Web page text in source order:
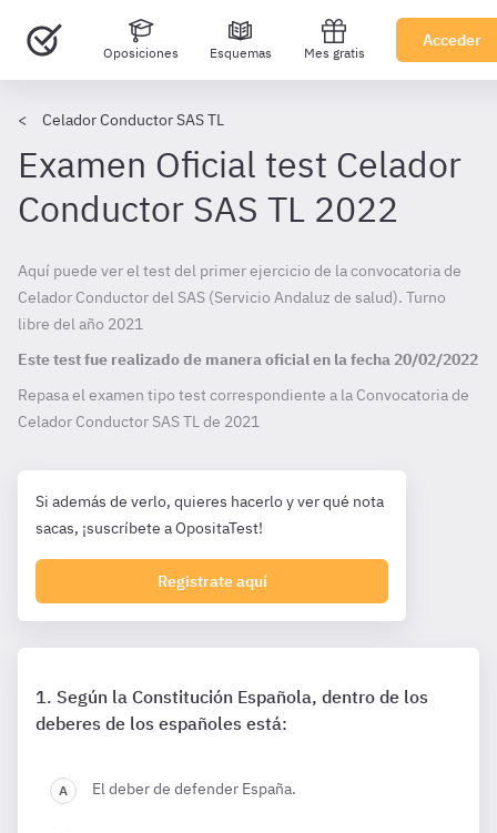
Oposiciones Esquemas Mes gratis
Acceder
Celador Conductor SAS TL
Examen Oficial test Celador
Conductor SAS TL 2022
Aquí puede ver el test del primer ejercicio de la convocatoria de
Celador Conductor del SAS (Servicio Andaluz de salud). Turno
libre del año 2021
Este test fue realizado de manera oficial en la fecha 20/02/2022
Repasa el examen tipo test correspondiente a la Convocatoria de
Celador Conductor SAS TL de 2021
Si además de verlo, quieres hacerlo y ver qué nota
sacas, ¡suscríbete a OpositaTest!
Registrate aquí
Según la Constitución Española, dentro de los
deberes de los españoles está:
El deber de defender España.